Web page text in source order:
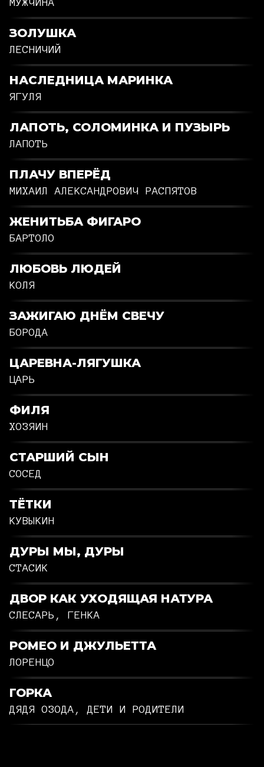
ЗОЛУШКА
ЛЕСНИЧИЙ
НАСЛЕДНИЦА МАРИНКА
ЯГУЛЯ
ЛАПОТЬ, СОЛОМИНКА И ПУЗЫРЬ
ЛАПОТЬ
ПЛАЧУ ВПЕРЁД
МИХАИЛ АЛЕКСАНДРОВИЧ РАСПЯТОВ
ЖЕНИТЬБА ФИГАРО
БАРТОЛО
ЛЮБОВЬ ЛЮДЕЙ
КОЛЯ
ЗАЖИГАЮ ДНЁМ СВЕЧУ
БОРОДА
ЦАРЕВНА-ЛЯГУШКА
ЦАРЬ
ФИЛЯ
ХОЗЯИН
СТАРШИЙ СЫН
СОСЕД
ТЁТКИ
КУВЫКИН
ДУРЫ МЫ, ДУРЫ
СТАСИК
ДВОР КАК УХОДЯЩАЯ НАТУРА
СЛЕСАРЬ, ГЕНКА
РОМЕО И ДЖУЛЬЕТТА
ЛОРЕНЦО
ГОРКА
ДЯДЯ ОЗОДА, ДЕТИ И РОДИТЕЛИ